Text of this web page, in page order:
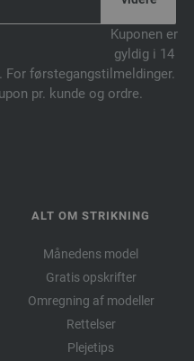
Kuponen er
gyldig i 14
For førstegangstilmeldinger.
pr. kunde og ordre.
ALT OM STRIKNING
Månedens model
Gratis opskrifter
Omregning af modeller
Rettelser
Plejetips